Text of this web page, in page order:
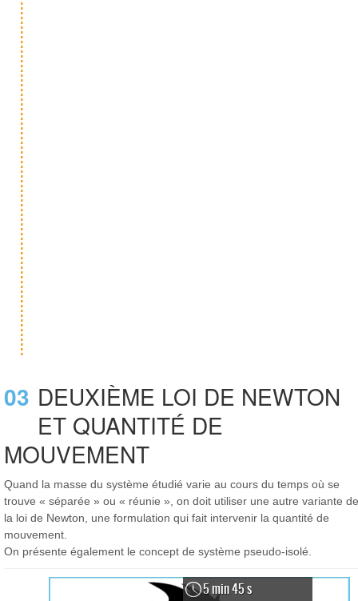
03 DEUXIÈME LOI DE NEWTON
ET QUANTITÉ DE
MOUVEMENT
Quand la masse du système étudié varie au cours du temps où se
trouve « séparée » ou « réunie », on doit utiliser une autre variante de
la loi de Newton, une formulation qui fait intervenir la quantité de
mouvement.
On présente également le concept de système pseudo-isolé.
5 min 45 s